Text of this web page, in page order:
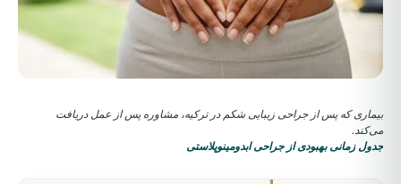
بیماری که پس از جراحی زیبایی شکم در ترکیه، مشاوره پس از عمل دریافت
می‌کند.
جدول زمانی بهبودی از جراحی ابدومینوپلاستی